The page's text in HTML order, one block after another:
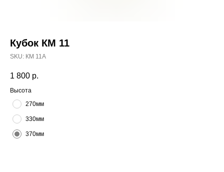
Кубок КМ 11
SKU: КМ 11А
1 800 р.
Высота
270мм
330мм
370мм